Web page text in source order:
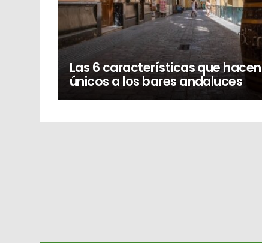
Las 6 características que hacen
únicos a los bares andaluces